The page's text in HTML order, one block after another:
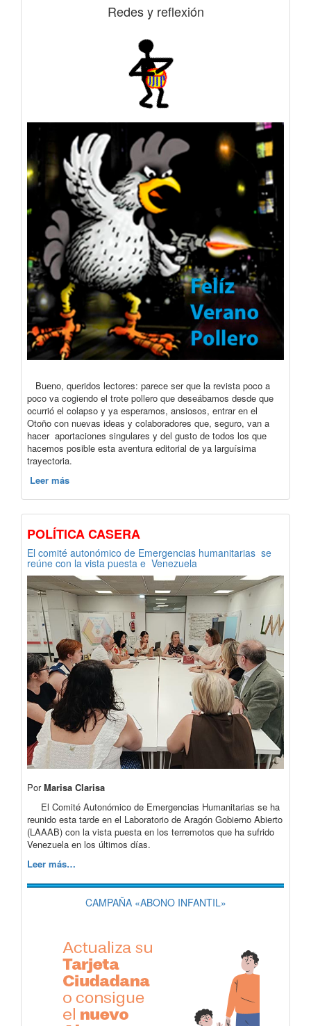
Redes y reflexión
Bueno, queridos lectores: parece ser que la revista poco a
poco va cogiendo el trote pollero que deseábamos desde que
ocurrió el colapso y ya esperamos, ansiosos, entrar en el
Otoño con nuevas ideas y colaboradores que, seguro, van a
hacer aportaciones singulares y del gusto de todos los que
hacemos posible esta aventura editorial de ya larguísima
trayectoria.
Leer más
POLÍTICA CASERA
El comité autonómico de Emergencias humanitarias se
reúne con la vista puesta e Venezuela
PorMarisa Clarisa
El Comité Autonómico de Emergencias Humanitarias se ha
reunido esta tarde en el Laboratorio de Aragón Gobierno Abierto
(LAAAB) con la vista puesta en los terremotos que ha sufrido
Venezuela en los últimos días.
Leer más…
CAMPAÑA «ABONO INFANTIL»